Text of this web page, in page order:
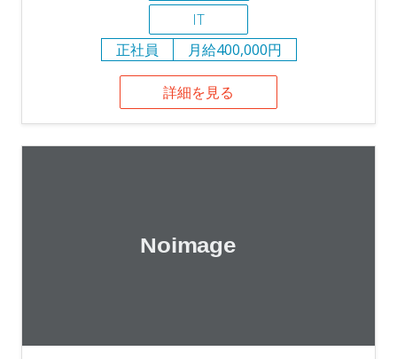
IT
正社員
月給400,000円
詳細を見る